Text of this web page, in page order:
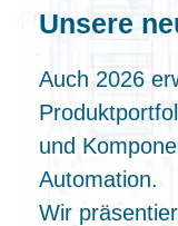
Unsere
Auch 2026
und
Automation.
Wir